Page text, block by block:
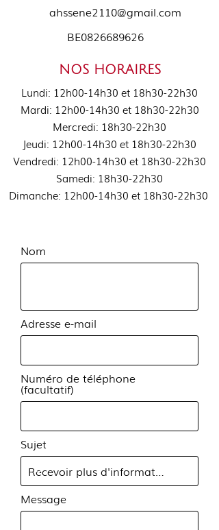
ahssene2110@gmail.com
BE0826689626
NOS HORAIRES
Lundi: 12h00-14h30 et 18h30-22h30
Mardi: 12h00-14h30 et 18h30-22h30
Mercredi: 18h30-22h30
Jeudi: 12h00-14h30 et 18h30-22h30
Vendredi: 12h00-14h30 et 18h30-22h30
Samedi: 18h30-22h30
Dimanche: 12h00-14h30 et 18h30-22h30
Nom
Adresse e-mail
Numéro de téléphone
(facultatif)
Sujet
Message